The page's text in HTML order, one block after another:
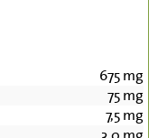
675mg
75mg
7,5mg